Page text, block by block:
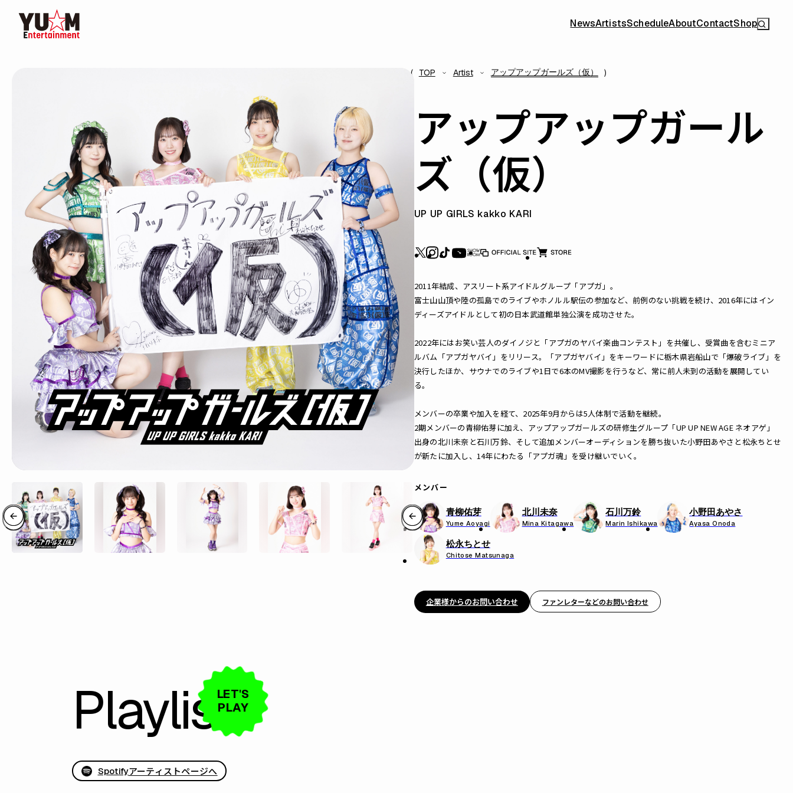
NewsArtistsScheduleAboutContactShop
TOP Artist アップアップガールズ（仮）
アップアップガール
ズ（仮）
UP UP GIRLS kakko KARI
2011年結成、アスリート系アイドルグループ「アプガ」。
富士山山頂や陸の孤島でのライブやホノルル駅伝の参加など、前例のない挑戦を続け、2016年にはイン
ディーズアイドルとして初の日本武道館単独公演を成功させた。
2022年にはお笑い芸人のダイノジと「アプガのヤバイ楽曲コンテスト」を共催し、受賞曲を含むミニア
ルバム「アプガヤバイ」をリリース。「アプガヤバイ」をキーワードに栃木県岩船山で「爆破ライブ」を
決行したほか、サウナでのライブや1日で6本のMV撮影を行うなど、常に前人未到の活動を展開してい
る。
メンバーの卒業や加入を経て、2025年9月からは5人体制で活動を継続。
2期メンバーの青柳佑芽に加え、アップアップガールズの研修生グループ「UP UP NEW AGE ネオアゲ」
出身の北川未奈と石川万鈴、そして追加メンバーオーディションを勝ち抜いた小野田あやさと松永ちとせ
が新たに加入し、14年にわたる「アプガ魂」を受け継いでいく。
メンバー
青柳佑芽
Yume Aoyagi
北川未奈
Mina Kitagawa
石川万鈴
Marin Ishikawa
小野田あやさ
Ayasa Onoda
松永ちとせ
Chitose Matsunaga
企業様からのお問い合わせ ファンレターなどのお問い合わせ
Playlist
Spotifyアーティストページへ
LET'S
PLAY